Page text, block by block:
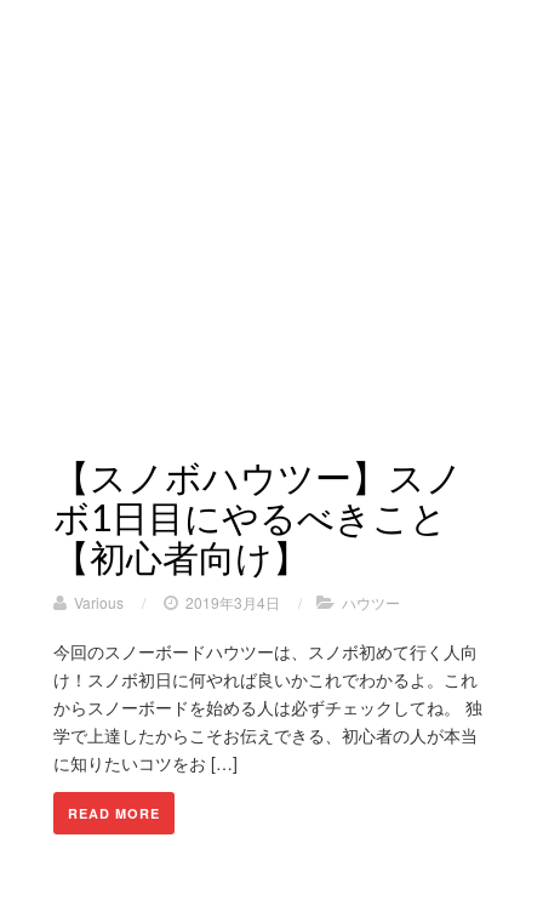
【スノボハウツー】スノ
ボ1日目にやるべきこと
【初心者向け】
Various / 2019年3月4日 / ハウツー
今回のスノーボードハウツーは、スノボ初めて行く人向
け！スノボ初日に何やれば良いかこれでわかるよ。これ
からスノーボードを始める人は必ずチェックしてね。 独
学で上達したからこそお伝えできる、初心者の人が本当
に知りたいコツをお […]
READ MORE